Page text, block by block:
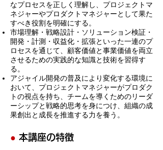
なプロセスを正しく理解し、プロジェクトマ
ネジャーやプロダクトマネジャーとして果た
すべき役割を明確にする。
市場理解・戦略設計・ソリューション検証・
開発・計測・収益化・拡張といった一連のプ
ロセスを通じて、顧客価値と事業価値を両立
させるための実践的な知識と技術を習得す
る。
アジャイル開発の普及により変化する環境に
おいて、プロジェクトマネジャーがプロダク
トの視点を持ち、チームを導くためのリーダ
ーシップと戦略的思考を身につけ、組織の成
果創出と成長を推進する力を養う。
● 本講座の特徴